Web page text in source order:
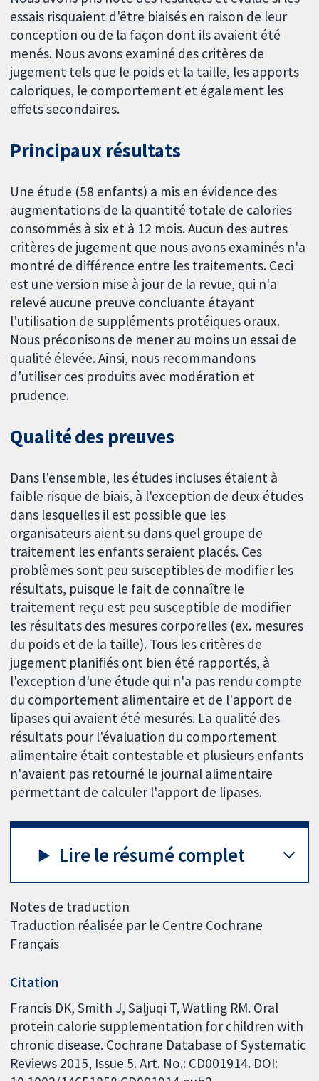
essais risquaient d'être biaisés en raison de leur
conception ou de la façon dont ils avaient été
menés. Nous avons examiné des critères de
jugement tels que le poids et la taille, les apports
caloriques, le comportement et également les
effets secondaires.
Principaux résultats
Une étude (58 enfants) a mis en évidence des
augmentations de la quantité totale de calories
consommés à six et à 12 mois. Aucun des autres
critères de jugement que nous avons examinés n'a
montré de différence entre les traitements. Ceci
est une version mise à jour de la revue, qui n'a
relevé aucune preuve concluante étayant
l'utilisation de suppléments protéiques oraux.
Nous préconisons de mener au moins un essai de
qualité élevée. Ainsi, nous recommandons
d'utiliser ces produits avec modération et
prudence.
Qualité des preuves
Dans l'ensemble, les études incluses étaient à
faible risque de biais, à l'exception de deux études
dans lesquelles il est possible que les
organisateurs aient su dans quel groupe de
traitement les enfants seraient placés. Ces
problèmes sont peu susceptibles de modifier les
résultats, puisque le fait de connaître le
traitement reçu est peu susceptible de modifier
les résultats des mesures corporelles (ex. mesures
du poids et de la taille). Tous les critères de
jugement planifiés ont bien été rapportés, à
l'exception d'une étude qui n'a pas rendu compte
du comportement alimentaire et de l'apport de
lipases qui avaient été mesurés. La qualité des
résultats pour l'évaluation du comportement
alimentaire était contestable et plusieurs enfants
n'avaient pas retourné le journal alimentaire
permettant de calculer l'apport de lipases.
Lire le résumé complet
Notes de traduction
Traduction réalisée par le Centre Cochrane
Français
Citation
Francis DK, Smith J, Saljuqi T, Watling RM. Oral
protein calorie supplementation for children with
chronic disease. Cochrane Database of Systematic
Reviews 2015, Issue 5. Art. No.: CD001914. DOI: